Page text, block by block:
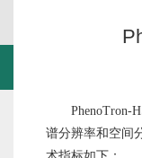
PhenoTron-
谱分辨率和空间